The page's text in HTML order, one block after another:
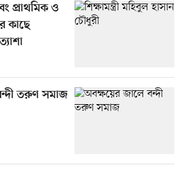
প্রাথমিক ও
কাছে
তরুণ সমাজ